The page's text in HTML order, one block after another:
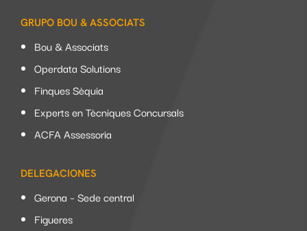
GRUPO BOU & ASSOCIATS
Bou & Associats
Operdata Solutions
Finques Sèquia
Experts en Tècniques Concursals
ACFA Assessoria
DELEGACIONES
Gerona – Sede central
Figueres